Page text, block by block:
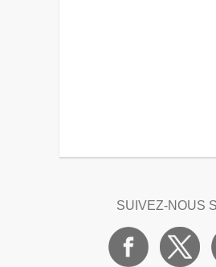
SUIVEZ-NOUS